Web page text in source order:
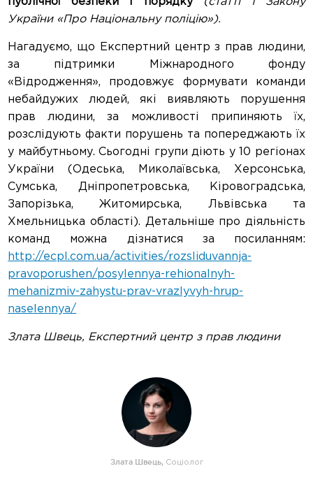
України «Про Національну поліцію»).
Нагадуємо, що Експертний центр з прав людини,
за підтримки Міжнародного фонду
«Відродження», продовжує формувати команди
небайдужих людей, які виявляють порушення
прав людини, за можливості припиняють їх,
розслідують факти порушень та попереджають їх
у майбутньому. Сьогодні групи діють у 10 регіонах
України (Одеська, Миколаївська, Херсонська,
Сумська, Дніпропетровська, Кіровоградська,
Запорізька, Житомирська, Львівська та
Хмельницька області). Детальніше про діяльність
команд можна дізнатися за посиланням:
http://ecpl.com.ua/activities/rozsliduvannja-
pravoporushen/posylennya-rehionalnyh-
mehanizmiv-zahystu-prav-vrazlyvyh-hrup-
naselennya/
Злата Швець, Експертний центр з прав людини
Злата Швець, Cоціолог